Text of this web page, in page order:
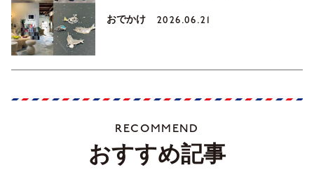
おでかけ 2026.06.21
RECOMMEND
おすすめ記事